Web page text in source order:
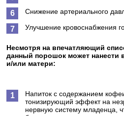
Снижение артериального
Улучшение кровоснабжения
Несмотря на впечатляющий
данный порошок может нанести
и/или матери:
Напиток с содержанием
тонизирующий эффект на
нервную систему младенца,